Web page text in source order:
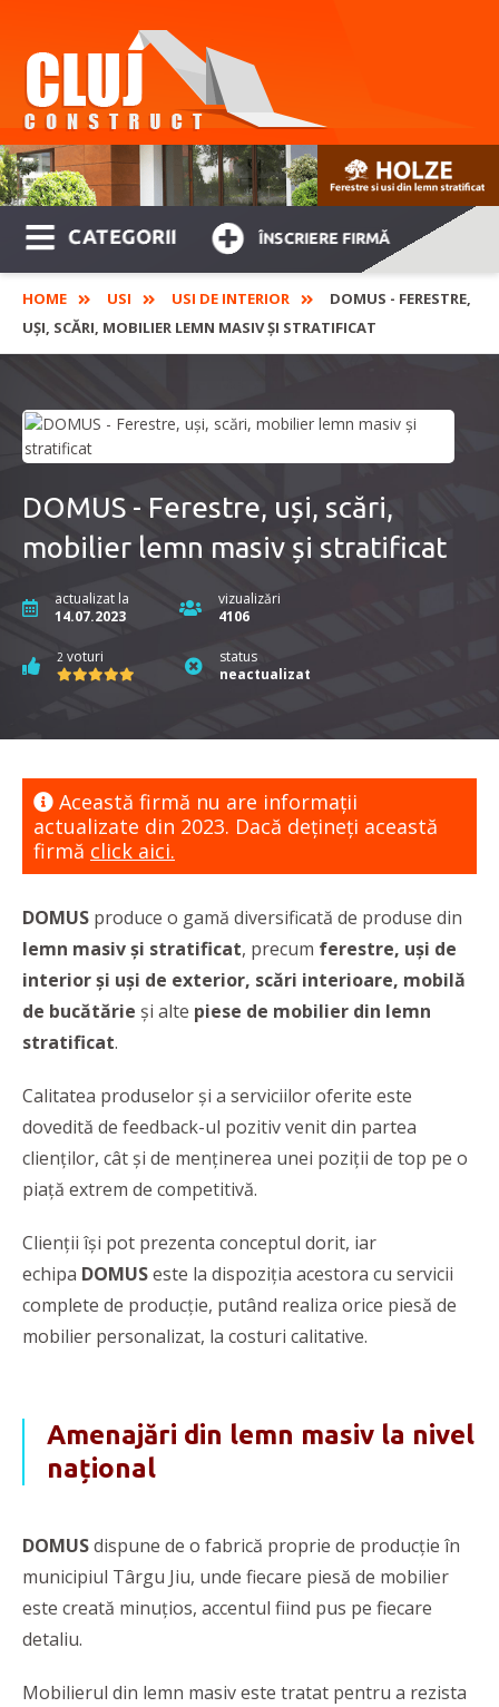
CATEGORII ÎNSCRIERE FIRMĂ
HOME USI USI DE INTERIOR
DOMUS ­- FERESTRE,
UȘI, SCĂRI, MOBILIER LEMN MASIV ȘI STRATIFICAT
DOMUS ­- Ferestre, uși, scări,
mobilier lemn masiv și stratificat
actualizat la
14.07.2023
vizualizări
4106
2 voturi
status
neactualizat
Această firmă nu are informaţii
actualizate din 2023. Dacă dețineți această
firmă click aici.
DOMUS produce o gamă diversificată de produse din
lemn masiv și stratificat, precum ferestre, uși de
interior și uși de exterior, scări interioare, mobilă
de bucătărie și alte piese de mobilier din lemn
stratificat.
Calitatea produselor și a serviciilor oferite este
dovedită de feedback-ul pozitiv venit din partea
clienților, cât și de menținerea unei poziții de top pe o
piață extrem de competitivă.
Clienții își pot prezenta conceptul dorit, iar
echipa DOMUSeste la dispoziția acestora cu servicii
complete de producție, putând realiza orice piesă de
mobilier personalizat, la costuri calitative.
Amenajări din lemn masiv la nivel
național
DOMUSdispune de o fabrică proprie de producție în
municipiul Târgu Jiu, unde fiecare piesă de mobilier
este creată minuțios, accentul fiind pus pe fiecare
detaliu.
Mobilierul din lemn masiv este tratat pentru a rezista